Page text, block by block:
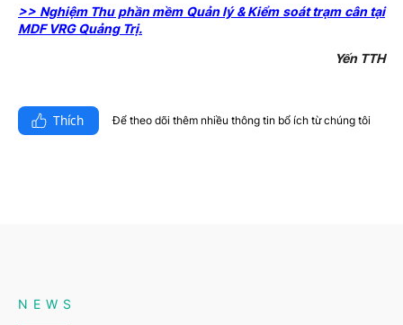
>> Nghiệm Thu phần mềm Quản lý & Kiểm soát trạm cân tại
MDF VRG Quảng Trị.
Yến TTH
Thích Để theo dõi thêm nhiều thông tin bổ ích từ chúng tôi​
NEWS